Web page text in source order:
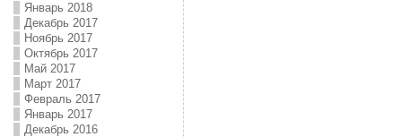
Январь 2018
Декабрь 2017
Ноябрь 2017
Октябрь 2017
Май 2017
Март 2017
Февраль 2017
Январь 2017
Декабрь 2016